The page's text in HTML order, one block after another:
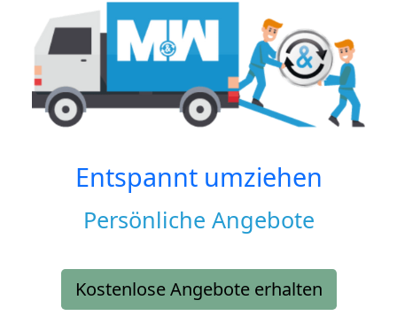
Entspannt umziehen
Persönliche Angebote
Kostenlose Angebote erhalten